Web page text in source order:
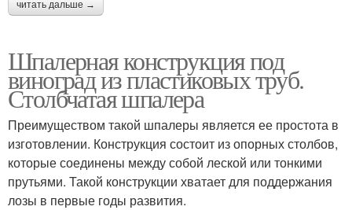
читать дальше →
Шпалерная конструкция под
виноград из пластиковых труб.
Столбчатая шпалера
Преимуществом такой шпалеры является ее простота в
изготовлении. Конструкция состоит из опорных столбов,
которые соединены между собой леской или тонкими
прутьями. Такой конструкции хватает для поддержания
лозы в первые годы развития.